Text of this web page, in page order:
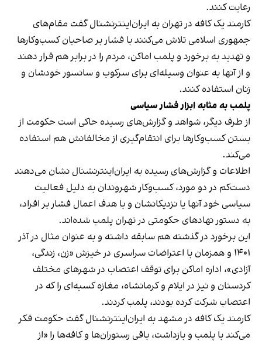
رعایت کنند.
کارمند یک کافه در تهران به ایران‌اینترنشنال گفت مقام‌های
جمهوری اسلامی تلاش می‌کنند با فشار بر صاحبان کسب‌وکارها
و تهدید به برخورد و پلمب اماکن، مردم را در برابر هم قرار دهند
و از آنها به عنوان وسیله‌ای برای سرکوب و سانسور خودشان و
زنان استفاده کنند.
پلمب به مثابه ابزار فشار سیاسی
از طرف دیگر، شواهد و گزارش‌های رسیده حاکی است حکومت از
بستن کسب‌وکارها برای انتقام‌گیری از مخالفانش هم استفاده
می‌کند.
اطلاعات و گزارش‌های رسیده به ایران‌اینترنشنال نشان می‌دهند
دست‌کم در دو مورد، کسب‌وکار شهروندان به دلیل فعالیت
سیاسی خود آنها یا نزدیکانشان و با هدف اعمال فشار بر افراد،
به دستور نهادهای حکومتی در تهران پلمب شده‌اند.
این برخورد در گذشته هم سابقه داشته و به عنوان مثال در آذر
۱۴۰۱ و همزمان با اعتراضات سراسری در خیزش «زن، زندگی،
آزادی»، اداره اماکن برای توقف اعتصاب در شهرهای مختلف
کردستان و نیز در ایلام و کرمانشاه، مغازه کسبه‌ای را که در
اعتصاب شرکت کرده بودند، پلمب کردند.
کارمند یک کافه در مشهد به ایران‌اینترنشنال گفت حکومت فکر
می‌کند با پلمب و بازداشت، باقی رستوران‌ها و کافه‌ها را «از